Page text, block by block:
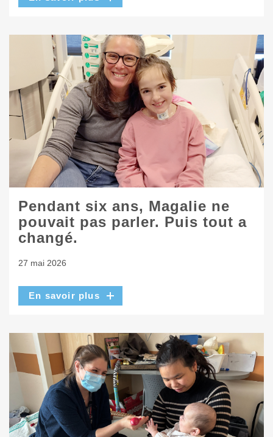
Pendant six ans, Magalie ne
pouvait pas parler. Puis tout a
changé.
27 mai 2026
En savoir plus